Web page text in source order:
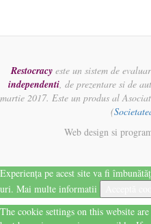
Restocracy este un sistem de
independenti, de prezentare si de
martie 2017. Este un produs al
(
Web design si
Experiența pe acest site va fi
uri. Mai multe informatii
The cookie settings on this website